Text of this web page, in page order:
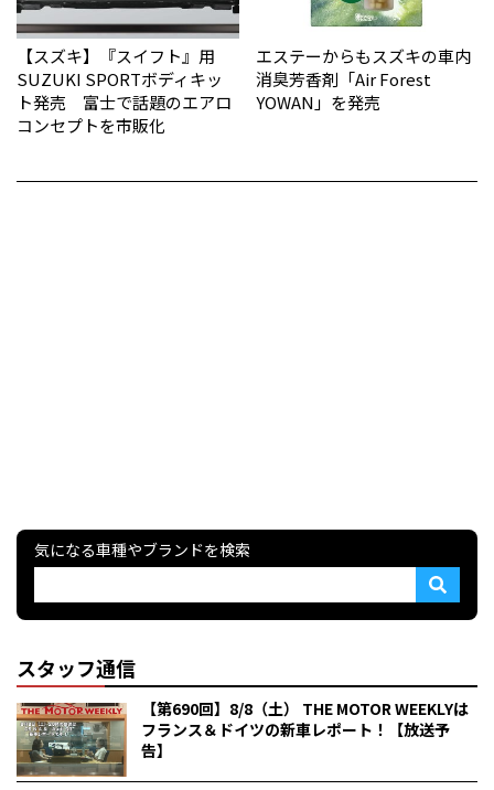
【スズキ】『スイフト』用
SUZUKI SPORTボディキッ
ト発売 富士で話題のエアロ
コンセプトを市販化
エステーからもスズキの車内
消臭芳香剤「Air Forest
YOWAN」を発売
気になる車種やブランドを検索
スタッフ通信
【第690回】8/8（土） THE MOTOR WEEKLYは
フランス＆ドイツの新車レポート！【放送予
告】